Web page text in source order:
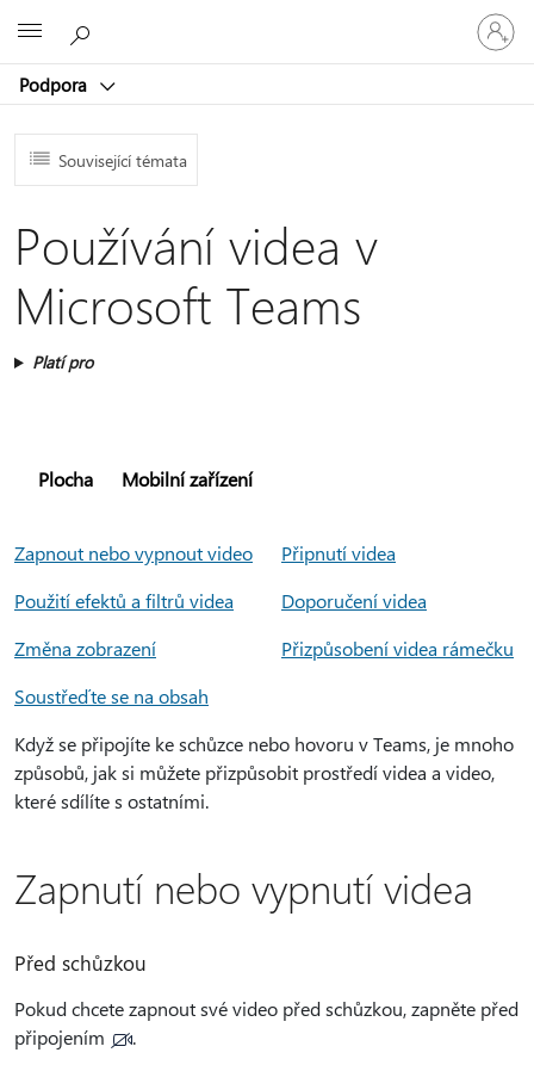
Podpora
Přihlaste
se
ke
účtu
Související témata
Používání videa v
Microsoft Teams
Platí pro
Plocha Mobilní zařízení
Zapnout nebo vypnout video
Připnutí videa
Použití efektů a filtrů videa
Doporučení videa
Změna zobrazení
Přizpůsobení videa rámečku
Soustřeďte se na obsah
Když se připojíte ke schůzce nebo hovoru v Teams, je mnoho
způsobů, jak si můžete přizpůsobit prostředí videa a video,
které sdílíte s ostatními.
Zapnutí nebo vypnutí videa
Před schůzkou
Pokud chcete zapnout své video před schůzkou, zapněte před
připojením
.